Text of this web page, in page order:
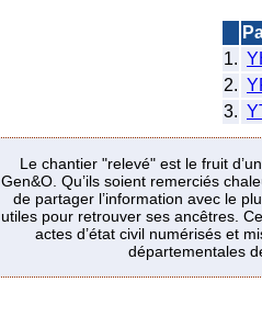
1.
2.
3.
Le chantier "relevé" est le fruit
Gen&O. Qu’ils soient remerciés
de partager l’information avec le
utiles pour retrouver ses ancêtres.
actes d’état civil numérisés et
départementales